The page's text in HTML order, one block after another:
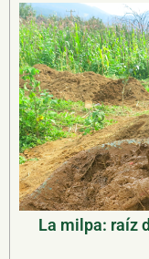
La milpa: raíz